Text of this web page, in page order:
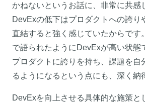
かねないというお話に、非常に共感
DevExの低下はプロダクトへの誇り
直結すると強く感じていたからです
で語られたようにDevExが高い状態
プロダクトに誇りを持ち、課題を自
るようになるという点にも、深く納
DevExを向上させる具体的な施策と